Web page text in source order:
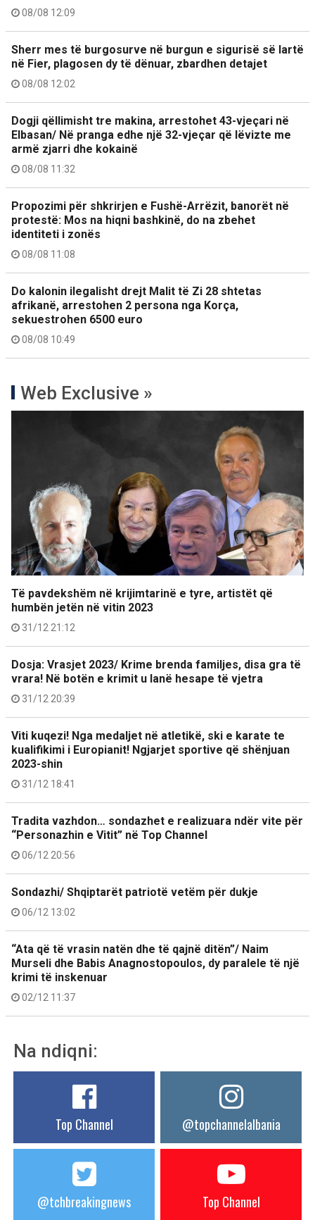
08/08 12:09
Sherr mes të burgosurve në burgun e sigurisë së lartë
në Fier, plagosen dy të dënuar, zbardhen detajet
08/08 12:02
Dogji qëllimisht tre makina, arrestohet 43-vjeçari në
Elbasan/ Në pranga edhe një 32-vjeçar që lëvizte me
armë zjarri dhe kokainë
08/08 11:32
Propozimi për shkrirjen e Fushë-Arrëzit, banorët në
protestë: Mos na hiqni bashkinë, do na zbehet
identiteti i zonës
08/08 11:08
Do kalonin ilegalisht drejt Malit të Zi 28 shtetas
afrikanë, arrestohen 2 persona nga Korça,
sekuestrohen 6500 euro
08/08 10:49
Web Exclusive »
Të pavdekshëm në krijimtarinë e tyre, artistët që
humbën jetën në vitin 2023
31/12 21:12
Dosja: Vrasjet 2023/ Krime brenda familjes, disa gra të
vrara! Në botën e krimit u lanë hesape të vjetra
31/12 20:39
Viti kuqezi! Nga medaljet në atletikë, ski e karate te
kualifikimi i Europianit! Ngjarjet sportive që shënjuan
2023-shin
31/12 18:41
Tradita vazhdon… sondazhet e realizuara ndër vite për
“Personazhin e Vitit” në Top Channel
06/12 20:56
Sondazhi/ Shqiptarët patriotë vetëm për dukje
06/12 13:02
“Ata që të vrasin natën dhe të qajnë ditën”/ Naim
Murseli dhe Babis Anagnostopoulos, dy paralele të një
krimi të inskenuar
02/12 11:37
Na ndiqni:
Top Channel @topchannelalbania
@tchbreakingnews Top Channel